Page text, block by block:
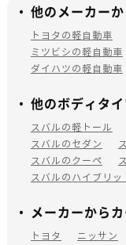
他のメーカー
トヨタの軽自動車
ミツビシの軽自動車
ダイハツの軽自動車
他のボディタ
スバルの軽トール
スバルのセダン
スバルのクーペ
スバルのハイブリッ
メーカーから
トヨタ ニッサン